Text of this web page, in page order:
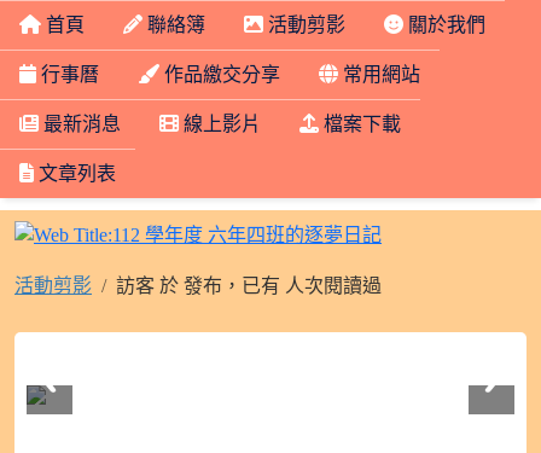
首頁 聯絡簿 活動剪影 關於我們
行事曆 作品繳交分享 常用網站
最新消息 線上影片 檔案下載
文章列表
活動剪影 訪客 於 發布，已有 人次閱讀過